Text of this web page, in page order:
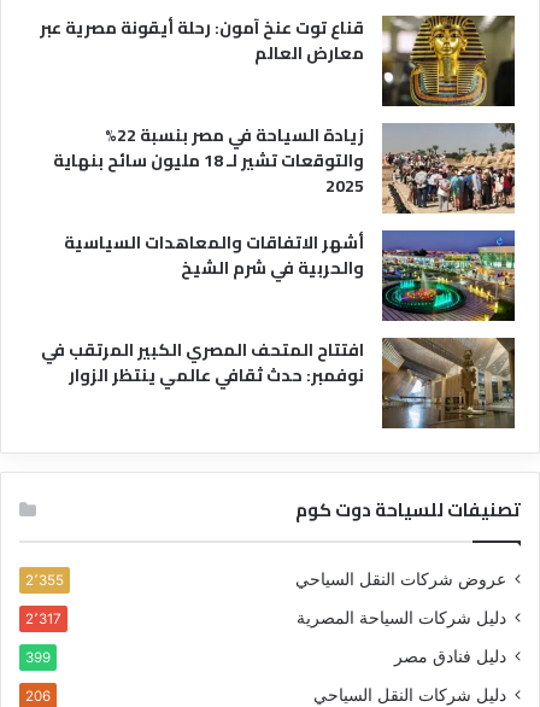
ي
قناع توت عنخ آمون: رحلة أيقونة مصرية عبر
معارض العالم
زيادة السياحة في مصر بنسبة 22%
والتوقعات تشير لـ 18 مليون سائح بنهاية
2025
أشهر الاتفاقات والمعاهدات السياسية
والحربية في شرم الشيخ
افتتاح المتحف المصري الكبير المرتقب في
نوفمبر: حدث ثقافي عالمي ينتظر الزوار
تصنيفات للسياحة دوت كوم
عروض شركات النقل السياحي 2٬355
دليل شركات السياحة المصرية 2٬317
دليل فنادق مصر 399
دليل شركات النقل السياحي 206